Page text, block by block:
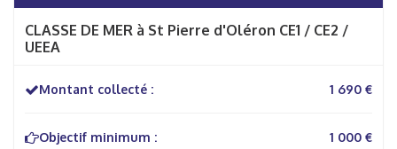
CLASSE DE MER à St Pierre d'Oléron CE1 / CE2 /
UEEA
Montant collecté : 1 690 €
Objectif minimum :
1 000 €